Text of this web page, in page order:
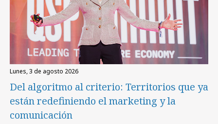
lunes, 3 de agosto 2026
Del algoritmo al criterio: Territorios que ya
están redefiniendo el marketing y la
comunicación